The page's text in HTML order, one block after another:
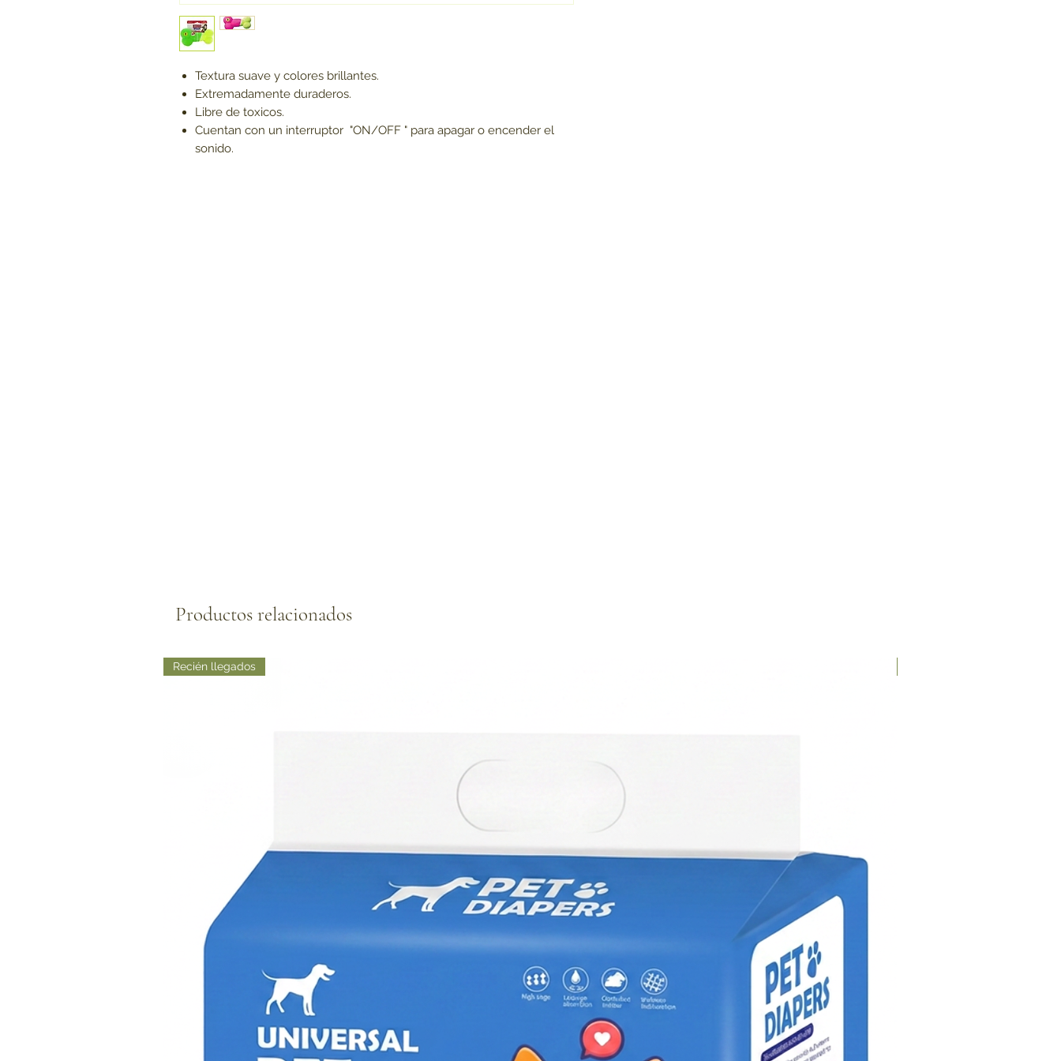
Productos relacionados
Recién llegados
Textura suave y colores brillantes.
Extremadamente duraderos.
Libre de toxicos.
Cuentan con un interruptor "ON/OFF " para apagar o encender el
sonido.